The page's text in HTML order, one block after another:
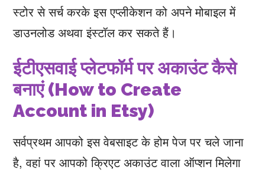
स्टोर से सर्च करके इस एप्लीकेशन को अपने मोबाइल में
डाउनलोड अथवा इंस्टॉल कर सकते हैं।
ईटीएसवाई प्लेटफॉर्म पर अकाउंट कैसे
बनाएं (How to Create
Account in Etsy)
सर्वप्रथम आपको इस वेबसाइट के होम पेज पर चले जाना
है, वहां पर आपको क्रिएट अकाउंट वाला ऑप्शन मिलेगा